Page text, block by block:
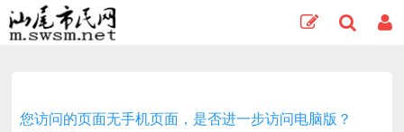
您访问的页面无手机页面，是否进一步访问电脑版？